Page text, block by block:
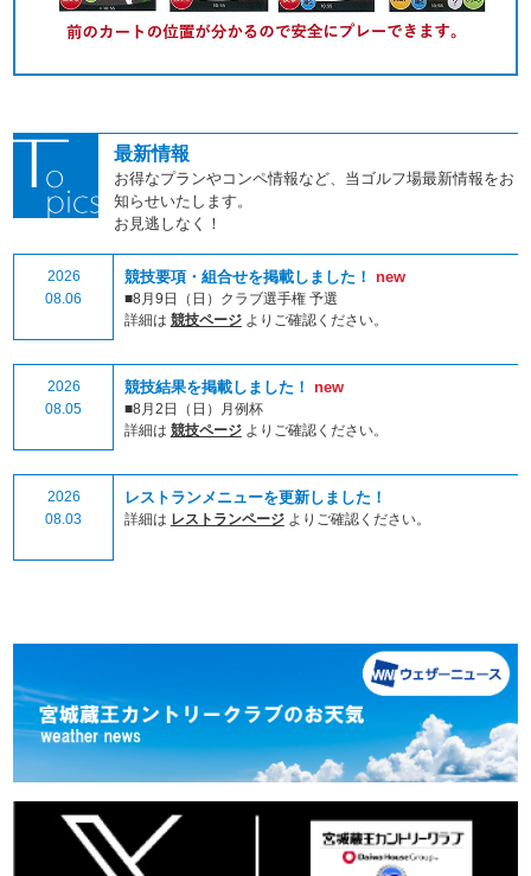
最新情報
お得なプランやコンペ情報など、当ゴルフ場最新情報をお
知らせいたします。
お見逃しなく！
2026
08.06
競技要項・組合せを掲載しました！ new
■8月9日（日）クラブ選手権 予選
詳細は 競技ページ よりご確認ください。
2026
08.05
競技結果を掲載しました！ new
■8月2日（日）月例杯
詳細は 競技ページ よりご確認ください。
2026
08.03
レストランメニューを更新しました！
詳細は レストランページ よりご確認ください。